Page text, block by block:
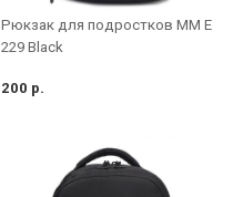
Рюкзак для подростков MM E
229 Black
200 р.